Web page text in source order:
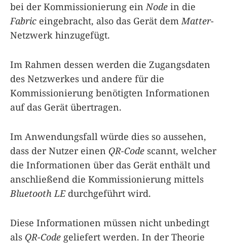
bei der Kommissionierung einNode in die
Fabric eingebracht, also das Gerät demMatter-
Netzwerk hinzugefügt.
Im Rahmen dessen werden die Zugangsdaten
des Netzwerkes und andere für die
Kommissionierung benötigten Informationen
auf das Gerät übertragen.
Im Anwendungsfall würde dies so aussehen,
dass der Nutzer einen QR-Code scannt, welcher
die Informationen über das Gerät enthält und
anschließend die Kommissionierung mittels
Bluetooth LEdurchgeführt wird.
Diese Informationen müssen nicht unbedingt
als QR-Code geliefert werden. In der Theorie